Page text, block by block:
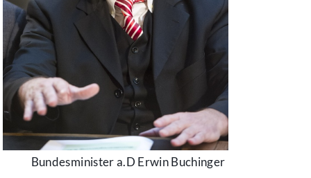
Bundesminister a.D Erwin Buchinger